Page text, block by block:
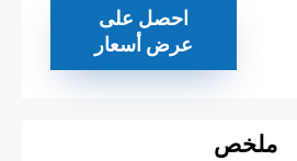
احصل على
عرض أسعار
ملخص